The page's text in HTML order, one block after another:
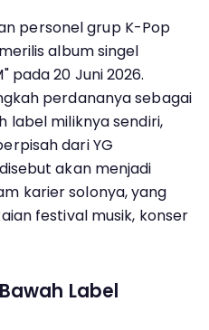
personel grup K-Pop
album singel
pada 20 Juni 2026.
perdananya sebagai
label miliknya sendiri,
dari YG
akan menjadi
karier solonya, yang
festival musik, konser
Label